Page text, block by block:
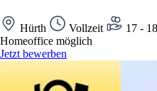
Hürth Vollzeit 17 -
Homeoffice möglich
Jetzt bewerben